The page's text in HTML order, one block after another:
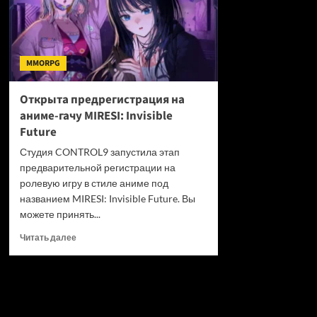
MMORPG
Открыта предрегистрация на
аниме-гачу MIRESI: Invisible
Future
Студия CONTROL9 запустила этап
предварительной регистрации на
ролевую игру в стиле аниме под
названием MIRESI: Invisible Future. Вы
можете принять...
Читать далееПрочитать